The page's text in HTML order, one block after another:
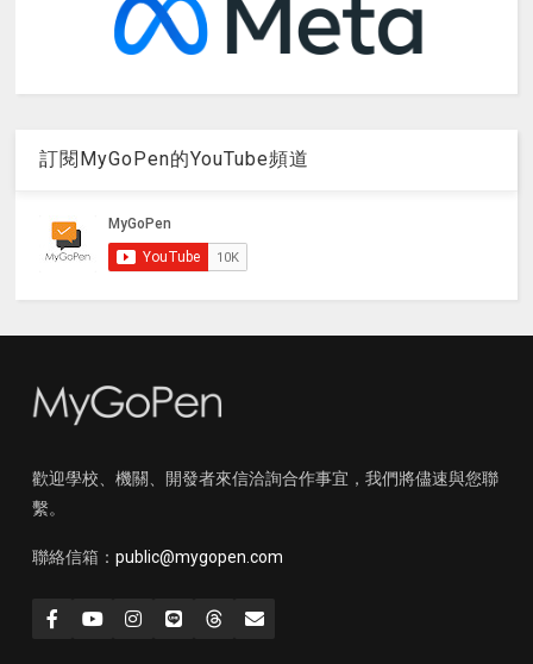
訂閱MyGoPen的YouTube頻道
歡迎學校、機關、開發者來信洽詢合作事宜，我們將儘速與您聯
繫。
聯絡信箱： public@mygopen.com